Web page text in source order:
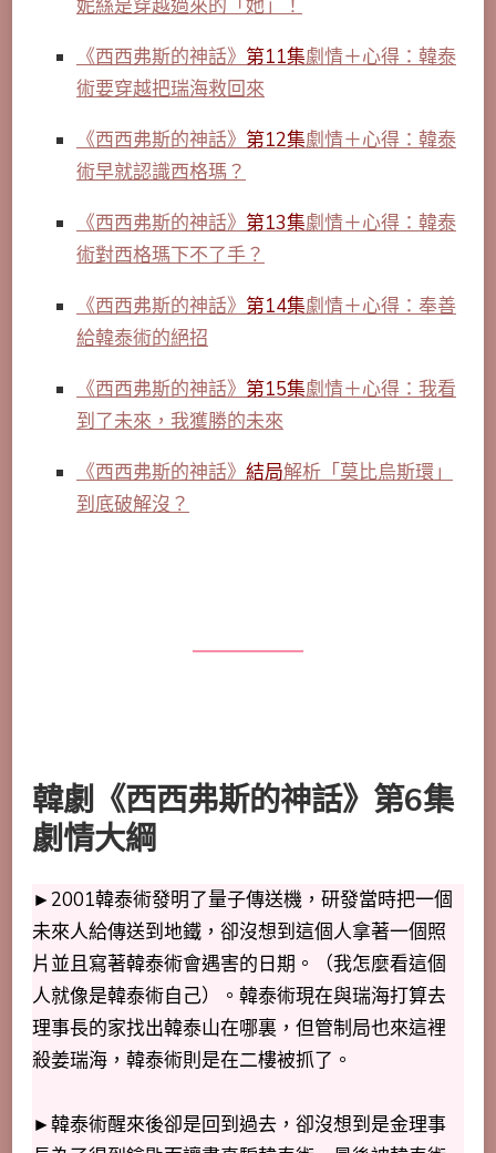
妮絲是穿越過來的「她」！
《西西弗斯的神話》 第11集劇情＋心得：韓泰
術要穿越把瑞海救回來
《西西弗斯的神話》 第12集劇情＋心得：韓泰
術早就認識西格瑪？
《西西弗斯的神話》 第13集劇情＋心得：韓泰
術對西格瑪下不了手？
《西西弗斯的神話》 第14集劇情＋心得：奉善
給韓泰術的絕招
《西西弗斯的神話》 第15集劇情＋心得：我看
到了未來，我獲勝的未來
《西西弗斯的神話》 結局解析「莫比烏斯環」
到底破解沒？
韓劇《西西弗斯的神話》第6集
劇情大綱
►2001韓泰術發明了量子傳送機，研發當時把一個
未來人給傳送到地鐵，卻沒想到這個人拿著一個照
片並且寫著韓泰術會遇害的日期。（我怎麼看這個
人就像是韓泰術自己）。韓泰術現在與瑞海打算去
理事長的家找出韓泰山在哪裏，但管制局也來這裡
殺姜瑞海，韓泰術則是在二樓被抓了。
►韓泰術醒來後卻是回到過去，卻沒想到是金理事